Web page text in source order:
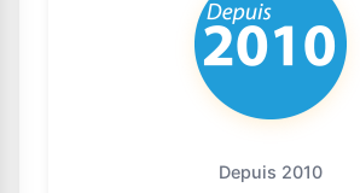
Depuis 2010